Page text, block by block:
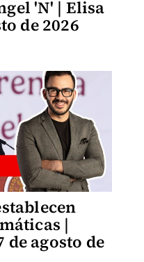
'N' | Elisa
de 2026
|
de agosto de